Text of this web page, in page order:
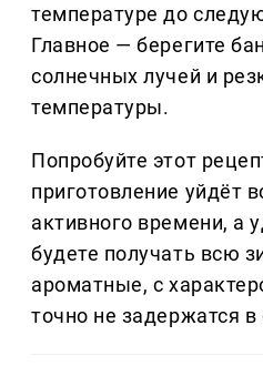
температуре до
Главное — берегите
солнечных лучей и
температуры.
Попробуйте этот
приготовление уйдёт
активного времени, а
будете получать всю
ароматные, с
точно не задержатся в